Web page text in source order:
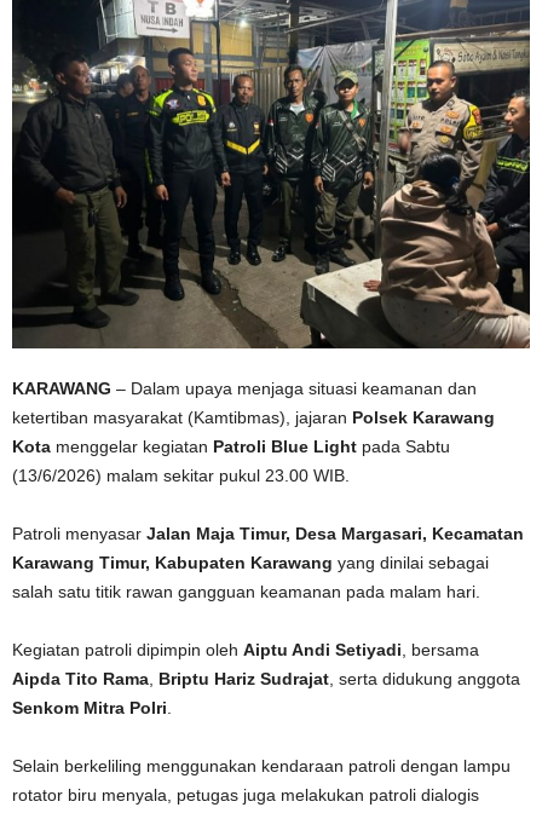
KARAWANG – Dalam upaya menjaga situasi keamanan dan
ketertiban masyarakat (Kamtibmas), jajaran Polsek Karawang
Kota menggelar kegiatan Patroli Blue Light pada Sabtu
(13/6/2026) malam sekitar pukul 23.00 WIB.
Patroli menyasar Jalan Maja Timur, Desa Margasari, Kecamatan
Karawang Timur, Kabupaten Karawang yang dinilai sebagai
salah satu titik rawan gangguan keamanan pada malam hari.
Kegiatan patroli dipimpin oleh Aiptu Andi Setiyadi , bersama
Aipda Tito Rama Briptu Hariz Sudrajat , serta didukung anggota
Senkom Mitra Polri
Selain berkeliling menggunakan kendaraan patroli dengan lampu
rotator biru menyala, petugas juga melakukan patroli dialogis